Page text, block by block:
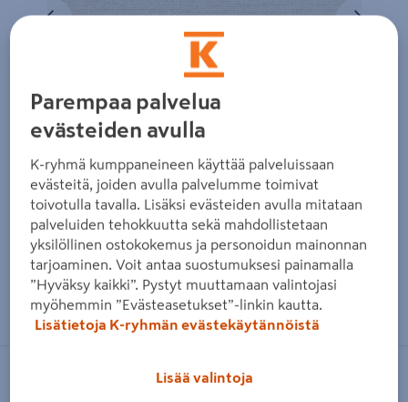
Edellinen
Zoomaa kuvaa sormilla kosketusnäytöllä
Parempaa palvelua
evästeiden avulla
K-ryhmä kumppaneineen käyttää palveluissaan
evästeitä, joiden avulla palvelumme toimivat
toivotulla tavalla. Lisäksi evästeiden avulla mitataan
palveluiden tehokkuutta sekä mahdollistetaan
yksilöllinen ostokokemus ja personoidun mainonnan
tarjoaminen. Voit antaa suostumuksesi painamalla
”Hyväksy kaikki”. Pystyt muuttamaan valintojasi
myöhemmin ”Evästeasetukset”-linkin kautta.
Lisätietoja K-ryhmän evästekäytännöistä
Lisää valintoja